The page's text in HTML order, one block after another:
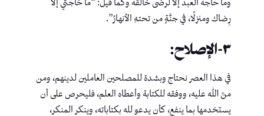
وما حاجة العبد إلا لرضى خالقه وكما قيل: “ما حَاجتي إلَّا
رِضاك ومنزلًا، في جنَّّـةٍ من تحتـهِ الأنهـارُ”.
٣-الإصلاح:
في هذا العصر نحتاج وبشدة للمصلحين العاملين لدينهم، ومن
منّ الله عليه، ووفقه للكتابة وأعطاه العلم، فليحرص على أن
يستخدمها بما ينفع، كأن يدعو لله بكتاباته، وينكر المنكر،